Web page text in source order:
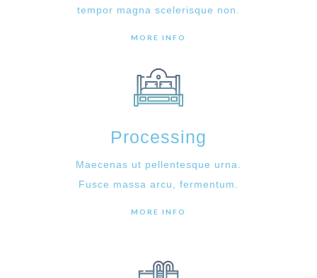
tempor magna scelerisque non.
MORE INFO
Processing
Maecenas ut pellentesque urna.
Fusce massa arcu, fermentum.
MORE INFO